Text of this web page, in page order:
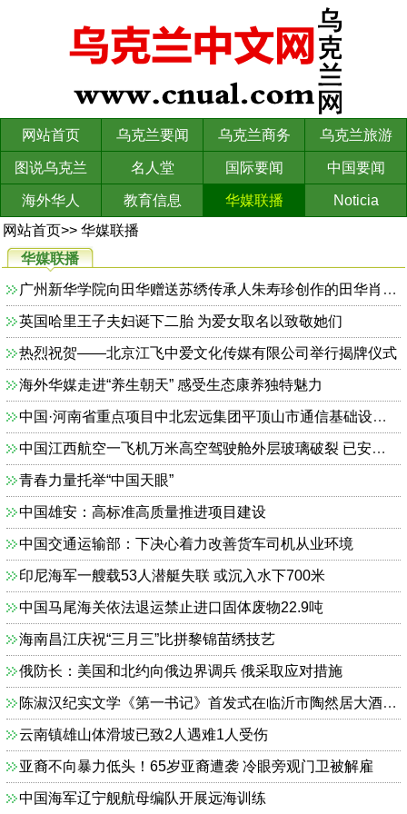
网站首页 乌克兰要闻 乌克兰商务 乌克兰旅游
图说乌克兰 名人堂 国际要闻 中国要闻
海外华人 教育信息 华媒联播
Noticia
网站首页>> 华媒联播
华媒联播
广州新华学院向田华赠送苏绣传承人朱寿珍创作的田华肖像刺绣作品
英国哈里王子夫妇诞下二胎 为爱女取名以致敬她们
热烈祝贺——北京江飞中爱文化传媒有限公司举行揭牌仪式
海外华媒走进“养生朝天” 感受生态康养独特魅力
中国·河南省重点项目中北宏远集团平顶山市通信基础设施建设项目奠基启动
中国江西航空一飞机万米高空驾驶舱外层玻璃破裂 已安全落地
青春力量托举“中国天眼”
中国雄安：高标准高质量推进项目建设
中国交通运输部：下决心着力改善货车司机从业环境
印尼海军一艘载53人潜艇失联 或沉入水下700米
中国马尾海关依法退运禁止进口固体废物22.9吨
海南昌江庆祝“三月三”比拼黎锦苗绣技艺
俄防长：美国和北约向俄边界调兵 俄采取应对措施
陈淑汉纪实文学《第一书记》首发式在临沂市陶然居大酒店举行
云南镇雄山体滑坡已致2人遇难1人受伤
亚裔不向暴力低头！65岁亚裔遭袭 冷眼旁观门卫被解雇
中国海军辽宁舰航母编队开展远海训练